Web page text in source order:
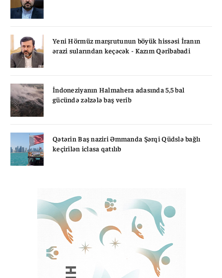
Yeni Hörmüz marşrutunun böyük hissəsi İranın
ərazi sularından keçəcək - Kazım Qəribabadi
İndoneziyanın Halmahera adasında 5,5 bal
gücündə zəlzələ baş verib
Qətərin Baş naziri Əmmanda Şərqi Qüdslə bağlı
keçirilən iclasa qatılıb